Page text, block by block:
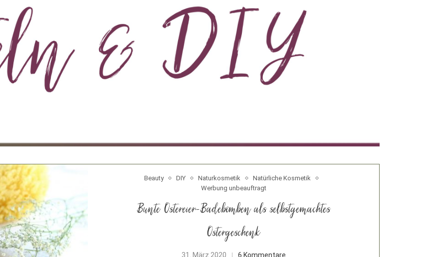
Beauty DIY Naturkosmetik
Natürliche Kosmetik
Werbung unbeauftragt
Bunte Ostereier-Badebomben als selbstgemachtes
Ostergeschenk
31. März 2020 6 Kommentare